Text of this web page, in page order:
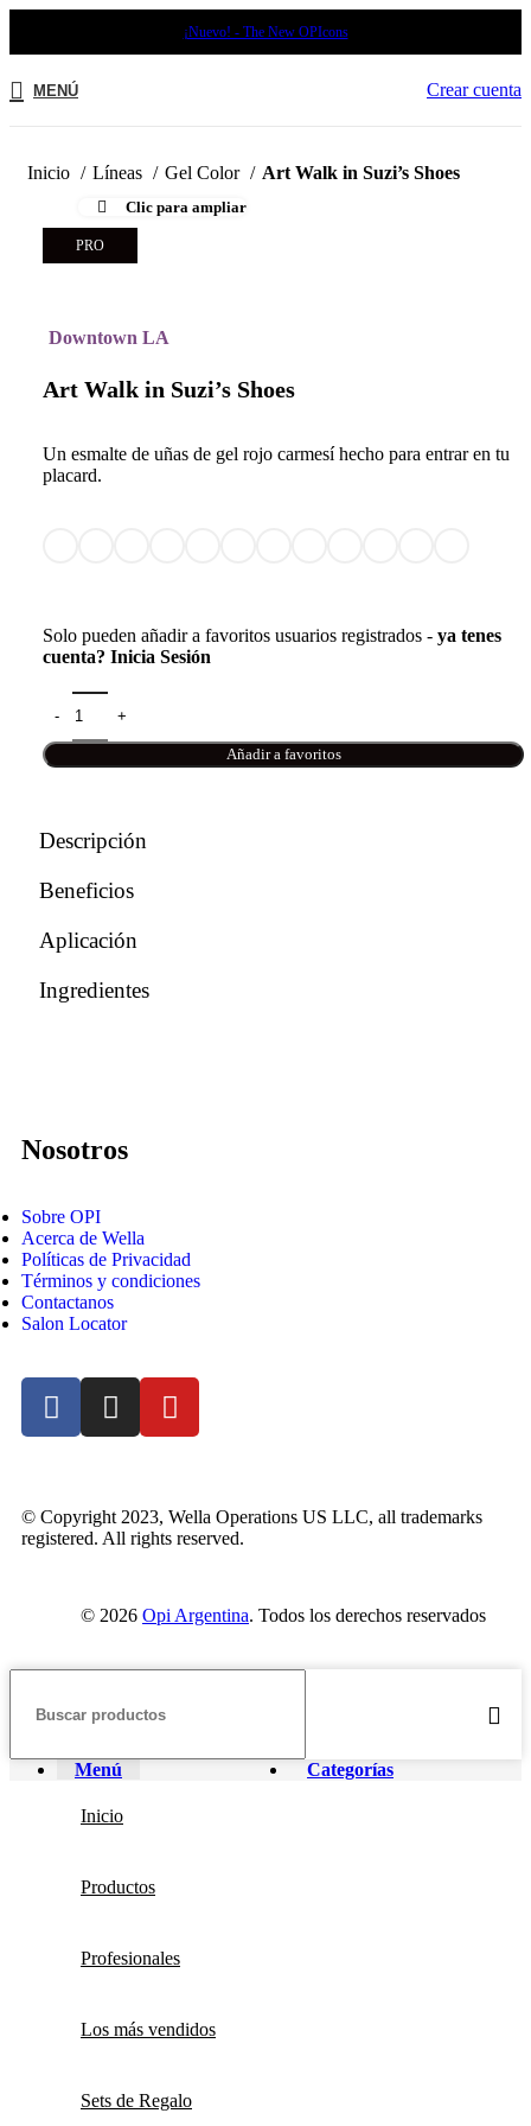
¡Nuevo! - The New OPIcons
MENÚ Crear cuenta
Inicio Líneas Gel Color Art Walk in Suzi’s Shoes
Clic para ampliar
PRO
Downtown LA
Art Walk in Suzi’s Shoes
Un esmalte de uñas de gel rojo carmesí hecho para entrar en tu
placard.
Solo pueden añadir a favoritos usuarios registrados - ya tenes
cuenta? Inicia Sesión
Añadir a favoritos
Descripción
Beneficios
Aplicación
Ingredientes
Nosotros
Sobre OPI
Acerca de Wella
Políticas de Privacidad
Términos y condiciones
Contactanos
Salon Locator
© Copyright 2023, Wella Operations US LLC, all trademarks
registered. All rights reserved.
© 2026 Opi Argentina. Todos los derechos reservados
Menú Categorías
Inicio
Productos
Profesionales
Los más vendidos
Sets de Regalo